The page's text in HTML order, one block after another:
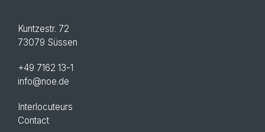
Kuntzestr. 72
73079 Süssen
+49 7162 13-1
info@noe.de
Interlocuteurs
Contact